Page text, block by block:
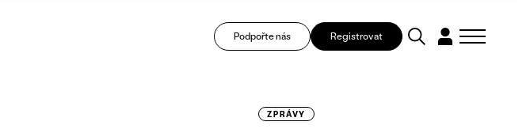
Podpořte nás Registrovat
ZPRÁVY